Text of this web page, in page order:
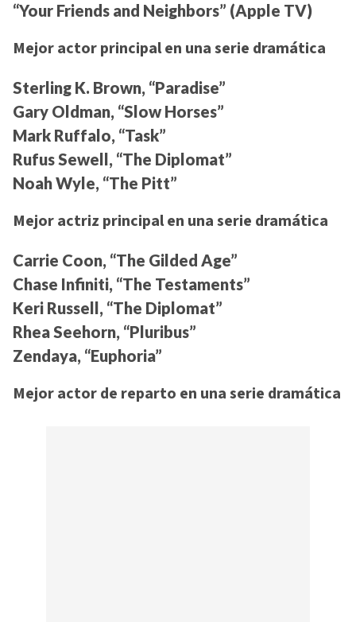
“Your Friends and Neighbors” (Apple TV)
Mejor actor principal en una serie dramática
Sterling K. Brown, “Paradise”
Gary Oldman, “Slow Horses”
Mark Ruffalo, “Task”
Rufus Sewell, “The Diplomat”
Noah Wyle, “The Pitt”
Mejor actriz principal en una serie dramática
Carrie Coon, “The Gilded Age”
Chase Infiniti, “The Testaments”
Keri Russell, “The Diplomat”
Rhea Seehorn, “Pluribus”
Zendaya, “Euphoria”
Mejor actor de reparto en una serie dramática